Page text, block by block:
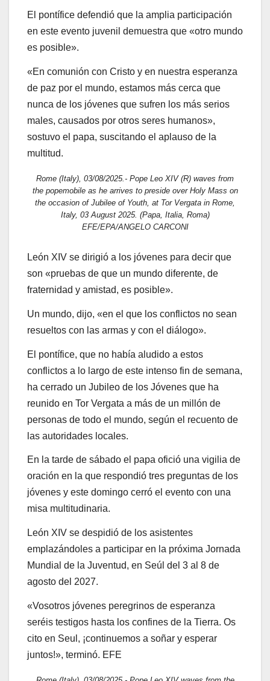
El pontífice defendió que la amplia participación
en este evento juvenil demuestra que «otro mundo
es posible».
«En comunión con Cristo y en nuestra esperanza
de paz por el mundo, estamos más cerca que
nunca de los jóvenes que sufren los más serios
males, causados por otros seres humanos»,
sostuvo el papa, suscitando el aplauso de la
multitud.
Rome (Italy), 03/08/2025.- Pope Leo XIV (R) waves from
the popemobile as he arrives to preside over Holy Mass on
the occasion of Jubilee of Youth, at Tor Vergata in Rome,
Italy, 03 August 2025. (Papa, Italia, Roma)
EFE/EPA/ANGELO CARCONI
León XIV se dirigió a los jóvenes para decir que
son «pruebas de que un mundo diferente, de
fraternidad y amistad, es posible».
Un mundo, dijo, «en el que los conflictos no sean
resueltos con las armas y con el diálogo».
El pontífice, que no había aludido a estos
conflictos a lo largo de este intenso fin de semana,
ha cerrado un Jubileo de los Jóvenes que ha
reunido en Tor Vergata a más de un millón de
personas de todo el mundo, según el recuento de
las autoridades locales.
En la tarde de sábado el papa ofició una vigilia de
oración en la que respondió tres preguntas de los
jóvenes y este domingo cerró el evento con una
misa multitudinaria.
León XIV se despidió de los asistentes
emplazándoles a participar en la próxima Jornada
Mundial de la Juventud, en Seúl del 3 al 8 de
agosto del 2027.
«Vosotros jóvenes peregrinos de esperanza
seréis testigos hasta los confines de la Tierra. Os
cito en Seul, ¡continuemos a soñar y esperar
juntos!», terminó. EFE